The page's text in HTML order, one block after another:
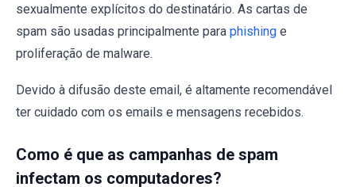
sexualmente explícitos do destinatário. As cartas de
spam são usadas principalmente para phishing e
proliferação de malware.
Devido à difusão deste email, é altamente recomendável
ter cuidado com os emails e mensagens recebidos.
Como é que as campanhas de spam
infectam os computadores?